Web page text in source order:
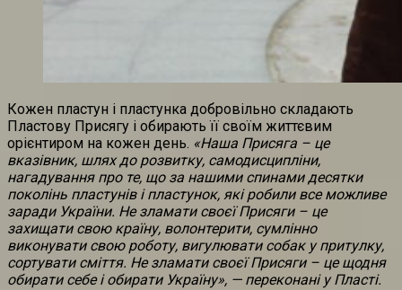
Кожен пластун і пластунка добровільно складають
Пластову Присягу і обирають її своїм життєвим
орієнтиром на кожен день. «Наша Присяга – це
вказівник, шлях до розвитку, самодисципліни,
нагадування про те, що за нашими спинами десятки
поколінь пластунів і пластунок, які робили все можливе
заради України. Не зламати своєї Присяги – це
захищати свою країну, волонтерити, сумлінно
виконувати свою роботу, вигулювати собак у притулку,
сортувати сміття. Не зламати своєї Присяги – це щодня
обирати себе і обирати Україну», — переконані у Пласті.